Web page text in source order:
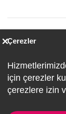
Çerezler
için çerezler
çerezlere izin